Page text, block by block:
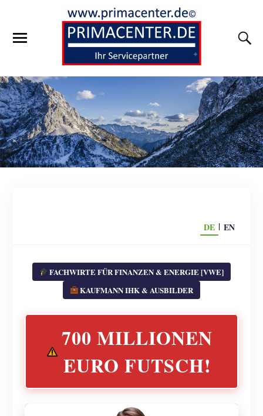
DE | EN
FACHWIRTE FÜR FINANZEN & ENERGIE [VWE]
KAUFMANN IHK & AUSBILDER
700 MILLIONEN
EURO FUTSCH!